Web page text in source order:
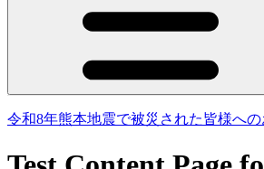
令和8年熊本地震で被災された皆様へ